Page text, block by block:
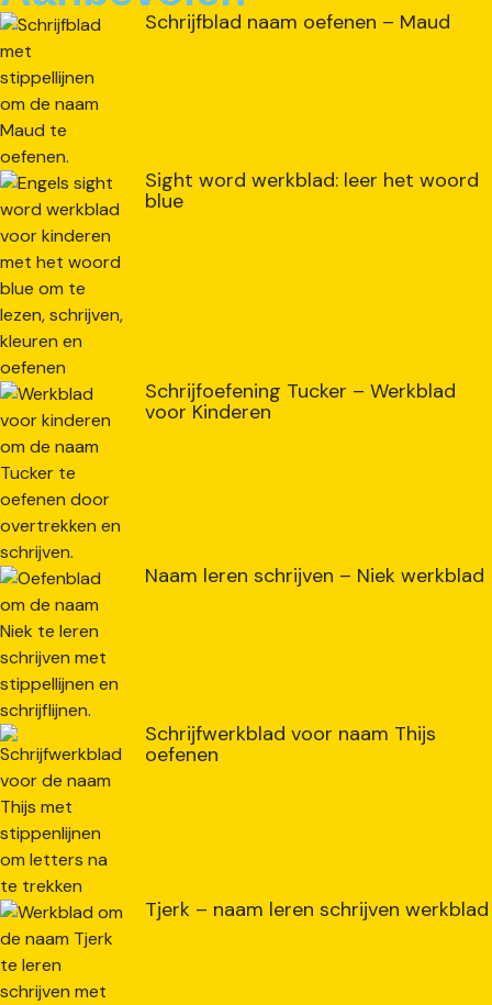
Schrijfblad naam oefenen – Maud
Sight word werkblad: leer het woord
blue
Schrijfoefening Tucker – Werkblad
voor Kinderen
Naam leren schrijven – Niek werkblad
Schrijfwerkblad voor naam Thijs
oefenen
Tjerk – naam leren schrijven werkblad